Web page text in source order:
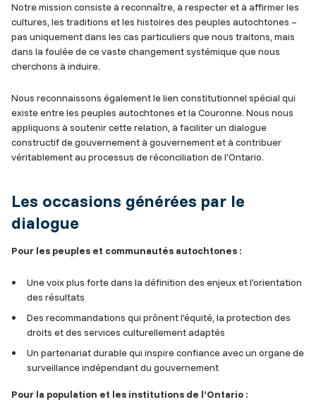
Notre mission consiste à reconnaître, à respecter et à affirmer les
cultures, les traditions et les histoires des peuples autochtones –
pas uniquement dans les cas particuliers que nous traitons, mais
dans la foulée de ce vaste changement systémique que nous
cherchons à induire.
Nous reconnaissons également le lien constitutionnel spécial qui
existe entre les peuples autochtones et la Couronne. Nous nous
appliquons à soutenir cette relation, à faciliter un dialogue
constructif de gouvernement à gouvernement et à contribuer
véritablement au processus de réconciliation de l’Ontario.
Les occasions générées par le
dialogue
Pour les peuples et communautés autochtones :
Une voix plus forte dans la définition des enjeux et l’orientation
des résultats
Des recommandations qui prônent l’équité, la protection des
droits et des services culturellement adaptés
Un partenariat durable qui inspire confiance avec un organe de
surveillance indépendant du gouvernement
Pour la population et les institutions de l’Ontario :